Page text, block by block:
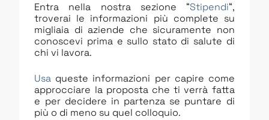
Entra nella nostra sezione “Stipendi“,
troverai le informazioni più complete su
migliaia di aziende che sicuramente non
conoscevi prima e sullo stato di salute di
chi vi lavora.
Usa queste informazioni per capire come
approcciare la proposta che ti verrà fatta
e per decidere in partenza se puntare di
più o di meno su quel colloquio.